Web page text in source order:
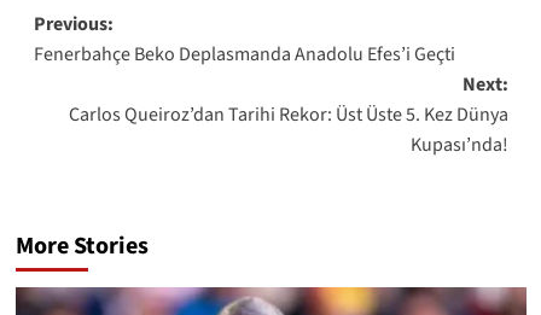
Post
navigation
Previous:
Fenerbahçe Beko Deplasmanda Anadolu Efes’i Geçti
Next:
Carlos Queiroz’dan Tarihi Rekor: Üst Üste 5. Kez Dünya
Kupası’nda!
More Stories